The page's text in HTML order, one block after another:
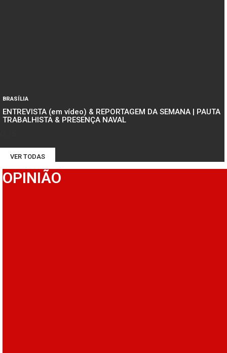
BRASÍLIA
ENTREVISTA (em vídeo) & REPORTAGEM DA SEMANA | PAUTA
TRABALHISTA & PRESENÇA NAVAL
VER TODAS
OPINIÃO